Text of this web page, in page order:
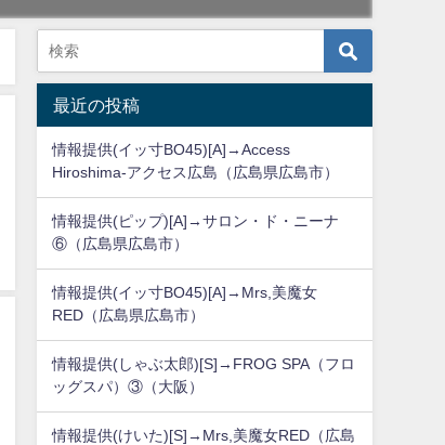
最近の投稿
情報提供(イッ寸BO45)[A]→Access
Hiroshima-アクセス広島（広島県広島市）
情報提供(ピップ)[A]→サロン・ド・ニーナ
⑥（広島県広島市）
情報提供(イッ寸BO45)[A]→Mrs,美魔女
RED（広島県広島市）
情報提供(しゃぶ太郎)[S]→FROG SPA（フロ
ッグスパ）③（大阪）
情報提供(けいた)[S]→Mrs,美魔女RED（広島